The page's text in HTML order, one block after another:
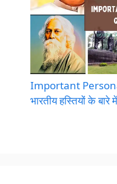
Important
भारतीय हस्तियों के बारे